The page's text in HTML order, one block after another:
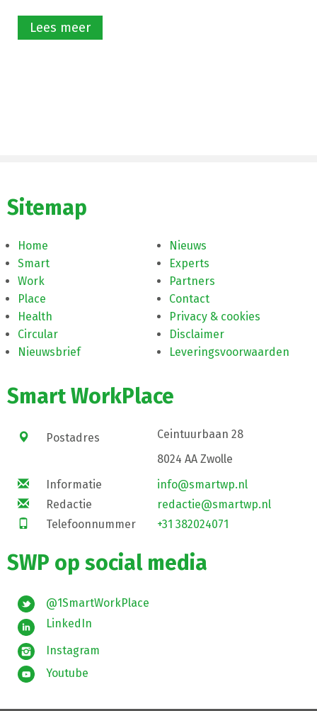
Lees meer
Sitemap
Home
Smart
Work
Place
Health
Circular
Nieuwsbrief
Nieuws
Experts
Partners
Contact
Privacy & cookies
Disclaimer
Leveringsvoorwaarden
Smart WorkPlace
Postadres
Ceintuurbaan 28
8024 AA Zwolle
Informatie
info@smartwp.nl
Redactie
redactie@smartwp.nl
Telefoonnummer
+31 382024071
SWP op social media
@1SmartWorkPlace
LinkedIn
Instagram
Youtube